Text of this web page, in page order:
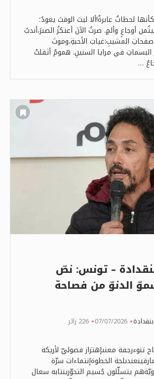
لحظاتٌ عابرةٌ!ألا ليتَ الوقتَ يعودُ؛
أوجاعٍ وألمٍ. صرتُ الآنَ أعتكزُ الصبرَ،أندبُ
المشيبِ:غيابَ الأحبةِ،وموتَ
البسماتِ في مرايا السنينِ. همومٌ أثقلتْ
…
– تونس: نصّ
الدنوّ من فصاحة
07/07/2026 226 زائر
تنوءرجفة معنىإهتزاز فضوليّ لأريكة
الخطوةإنتماءات سرّة
يتسلّلون جُسيم التحوّرينتابه سعال